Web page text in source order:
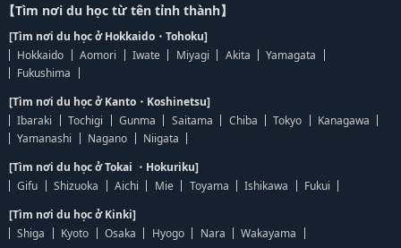
【Tìm nơi du học từ tên tỉnh thành】
[Tìm nơi du học ở Hokkaido・Tohoku]
Hokkaido
Aomori Iwate Miyagi Akita
Yamagata
Fukushima
[Tìm nơi du học ở Kanto・Koshinetsu]
Ibaraki
Tochigi Gunma Saitama Chiba Tokyo
Kanagawa
Yamanashi
Nagano
Niigata
[Tìm nơi du học ở Tokai ・Hokuriku]
Gifu
Shizuoka Aichi Mie Toyama Ishikawa
Fukui
[Tìm nơi du học ở Kinki]
Shiga
Kyoto Osaka Hyogo Nara
Wakayama